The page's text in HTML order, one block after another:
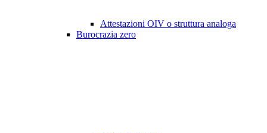
Attestazioni OIV o struttura analoga
Burocrazia zero